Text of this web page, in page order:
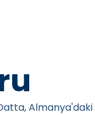
Almanya'daki